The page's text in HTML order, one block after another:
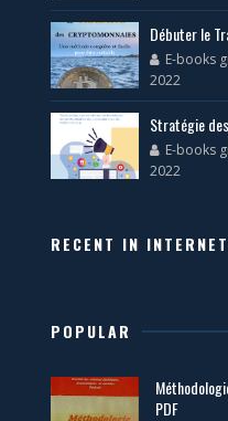
Débuter le
E-books
2022
Stratégie
E-books
2022
RECENT IN INTERNET
POPULAR
PDF